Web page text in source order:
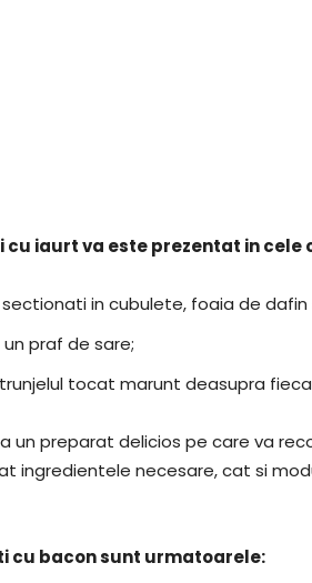
iaurt va este prezentat in cele
in cubulete, foaia de dafin
praf de sare;
tocat marunt deasupra
un preparat delicios pe care va
ingredientele necesare, cat si
cu bacon sunt urmatoarele: